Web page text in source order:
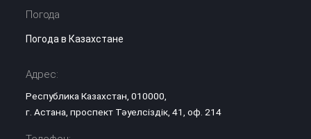
Погода
Погода в Казахстане
Адрес:
Республика Казахстан, 010000,
г. Астана, проспект Тәуелсіздік, 41, оф. 214